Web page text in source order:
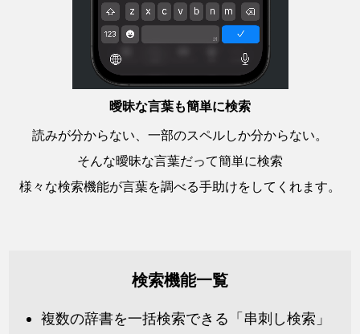
曖昧な言葉も簡単に検索
読みが分からない、一部のスペルしか分からない。
そんな曖昧な言葉だって簡単に検索
様々な検索機能が言葉を調べる手助けをしてくれます。
検索機能一覧
複数の辞書を一括検索できる「串刺し検索」